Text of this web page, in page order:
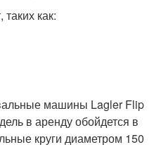
как:
машины Lagler Flip
в аренду обойдется в
круги диаметром 150